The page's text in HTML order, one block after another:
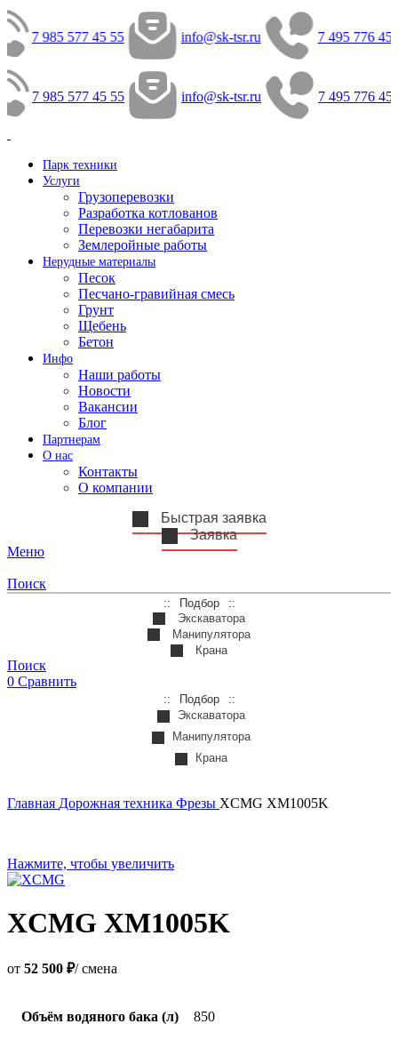
7 985 577 45 55 info@sk-tsr.ru 7 495 776 45
7 985 577 45 55 info@sk-tsr.ru 7 495 776 45
Парк техники
Услуги
Грузоперевозки
Разработка котлованов
Перевозки негабарита
Землеройные работы
Нерудные материалы
Песок
Песчано-гравийная смесь
Грунт
Щебень
Бетон
Инфо
Наши работы
Новости
Вакансии
Блог
Партнерам
О нас
Контакты
О компании
Быстрая заявка
Заявка
Меню
Поиск
Подбор
Экскаватора
Манипулятора
Крана
Поиск
0 Сравнить
Подбор
Экскаватора
Манипулятора
Крана
Главная Дорожная техника Фрезы XCMG XM1005K
Нажмите, чтобы увеличить
XCMG XM1005K
от 52 500 ₽/ смена
Объём водяного бака (л) 850